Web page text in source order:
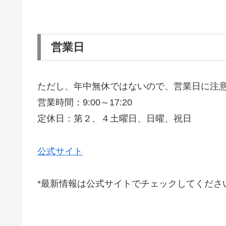
営業日
ただし、年中無休ではないので、営業日に注意
営業時間：9:00～17:20
定休日：第２、４土曜日、日曜、祝日
公式サイト
*最新情報は公式サイトでチェックしてくださ